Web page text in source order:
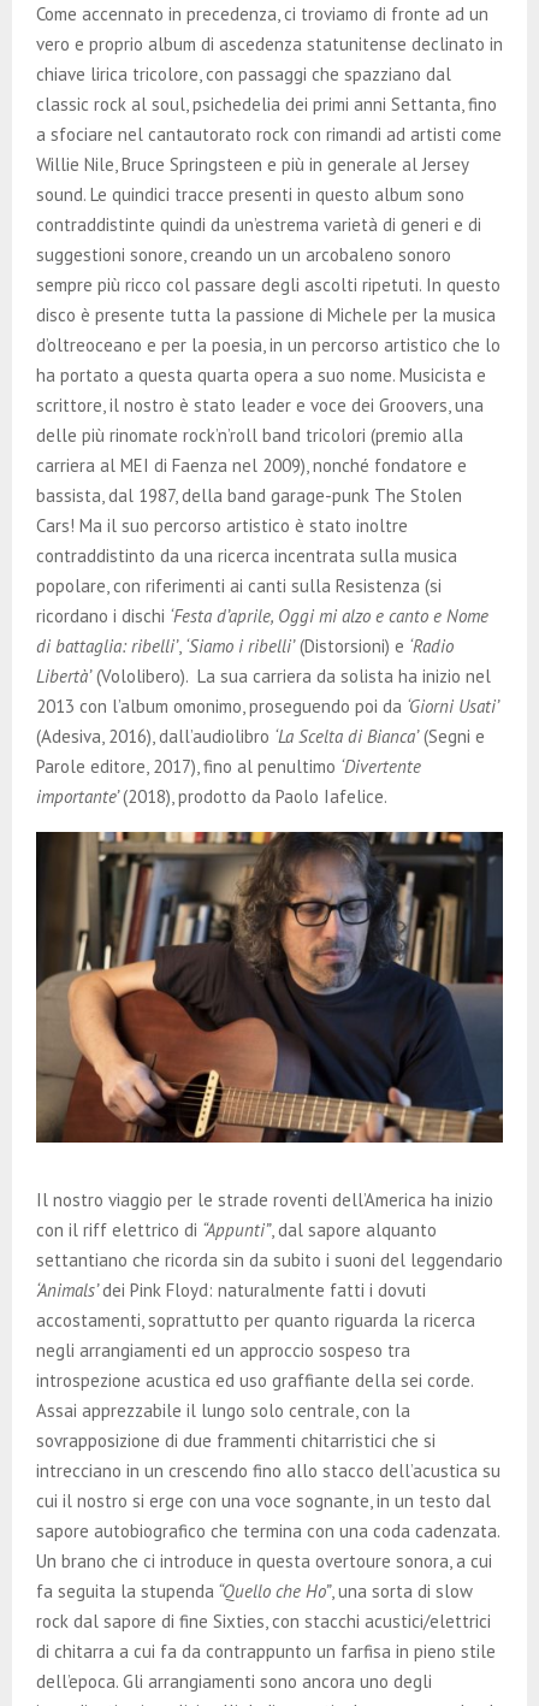
Come accennato in precedenza, ci troviamo di fronte ad un
vero e proprio album di ascedenza statunitense declinato in
chiave lirica tricolore, con passaggi che spazziano dal
classic rock al soul, psichedelia dei primi anni Settanta, fino
a sfociare nel cantautorato rock con rimandi ad artisti come
Willie Nile, Bruce Springsteen e più in generale al Jersey
sound. Le quindici tracce presenti in questo album sono
contraddistinte quindi da un’estrema varietà di generi e di
suggestioni sonore, creando un un arcobaleno sonoro
sempre più ricco col passare degli ascolti ripetuti. In questo
disco è presente tutta la passione di Michele per la musica
d’oltreoceano e per la poesia, in un percorso artistico che lo
ha portato a questa quarta opera a suo nome. Musicista e
scrittore, il nostro è stato leader e voce dei Groovers, una
delle più rinomate rock’n’roll band tricolori (premio alla
carriera al MEI di Faenza nel 2009), nonché fondatore e
bassista, dal 1987, della band garage-punk The Stolen
Cars! Ma il suo percorso artistico è stato inoltre
contraddistinto da una ricerca incentrata sulla musica
popolare, con riferimenti ai canti sulla Resistenza (si
ricordano i dischi ‘Festa d’aprile, Oggi mi alzo e canto e Nome
di battaglia: ribelli’, ‘Siamo i ribelli’(Distorsioni) e ‘Radio
Libertà’(Vololibero). La sua carriera da solista ha inizio nel
2013 con l’album omonimo, proseguendo poi da ‘Giorni Usati’
(Adesiva, 2016), dall’audiolibro ‘La Scelta di Bianca’(Segni e
Parole editore, 2017), fino al penultimo ‘Divertente
importante’(2018), prodotto da Paolo Iafelice.
Il nostro viaggio per le strade roventi dell’America ha inizio
con il riff elettrico di “Appunti”, dal sapore alquanto
settantiano che ricorda sin da subito i suoni del leggendario
‘Animals’dei Pink Floyd: naturalmente fatti i dovuti
accostamenti, soprattutto per quanto riguarda la ricerca
negli arrangiamenti ed un approccio sospeso tra
introspezione acustica ed uso graffiante della sei corde.
Assai apprezzabile il lungo solo centrale, con la
sovrapposizione di due frammenti chitarristici che si
intrecciano in un crescendo fino allo stacco dell’acustica su
cui il nostro si erge con una voce sognante, in un testo dal
sapore autobiografico che termina con una coda cadenzata.
Un brano che ci introduce in questa overtoure sonora, a cui
fa seguita la stupenda “Quello che Ho”, una sorta di slow
rock dal sapore di fine Sixties, con stacchi acustici/elettrici
di chitarra a cui fa da contrappunto un farfisa in pieno stile
dell’epoca. Gli arrangiamenti sono ancora uno degli